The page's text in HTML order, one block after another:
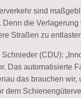
sind
die
Straßen zu
(CDU):
Das automatisierte
das brauchen
dem